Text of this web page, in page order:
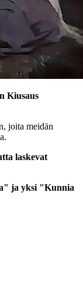
Kiusaus
joita meidän
laskevat
ja yksi "Kunnia